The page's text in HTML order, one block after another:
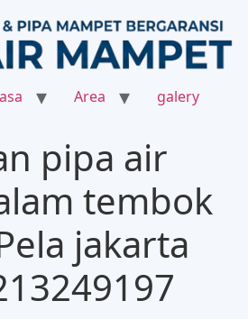
Area galery
pipa air
tembok
jakarta